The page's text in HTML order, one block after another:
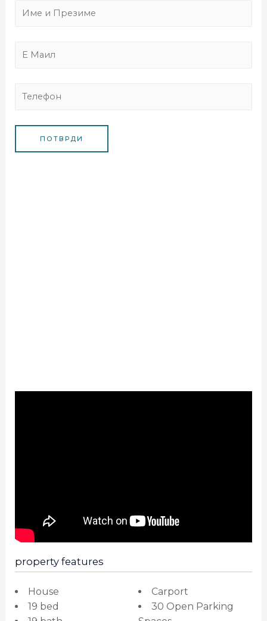
property features
House
19 bed
Carport
30 Open Parking